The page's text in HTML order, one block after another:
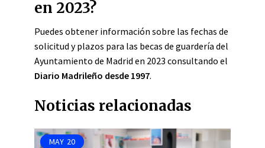
en 2023?
Puedes obtener información sobre las fechas de
solicitud y plazos para las becas de guardería del
Ayuntamiento de Madrid en 2023 consultando el
Diario Madrileño desde 1997.
Noticias relacionadas
MAY 20